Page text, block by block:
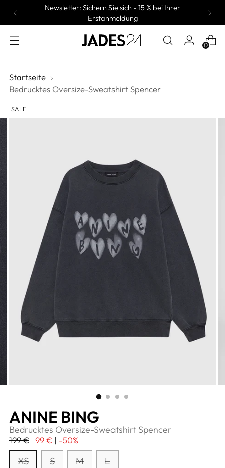
Newsletter: Sichern Sie sich - 15 % bei Ihrer
Erstanmeldung
0
Startseite
Bedrucktes Oversize-Sweatshirt Spencer
SALE
ANINE BING
Bedrucktes Oversize-Sweatshirt Spencer
Regulärer
Preis
199 € 99 € | -50%
XS S M L